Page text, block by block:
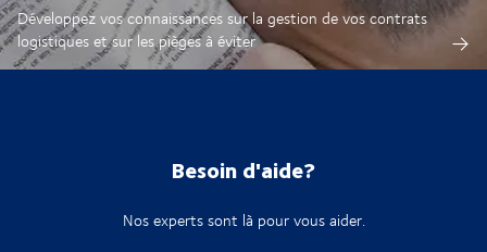
Développez vos connaissances sur la gestion de vos contrats
logistiques et sur les pièges à éviter
Besoin d'aide?
Nos experts sont là pour vous aider.